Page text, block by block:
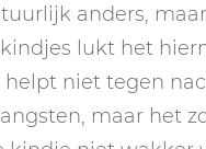
anders,
lukt het
helpt niet tegen
maar het